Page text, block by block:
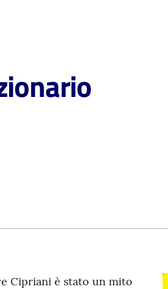
Cipriani è stato un mito